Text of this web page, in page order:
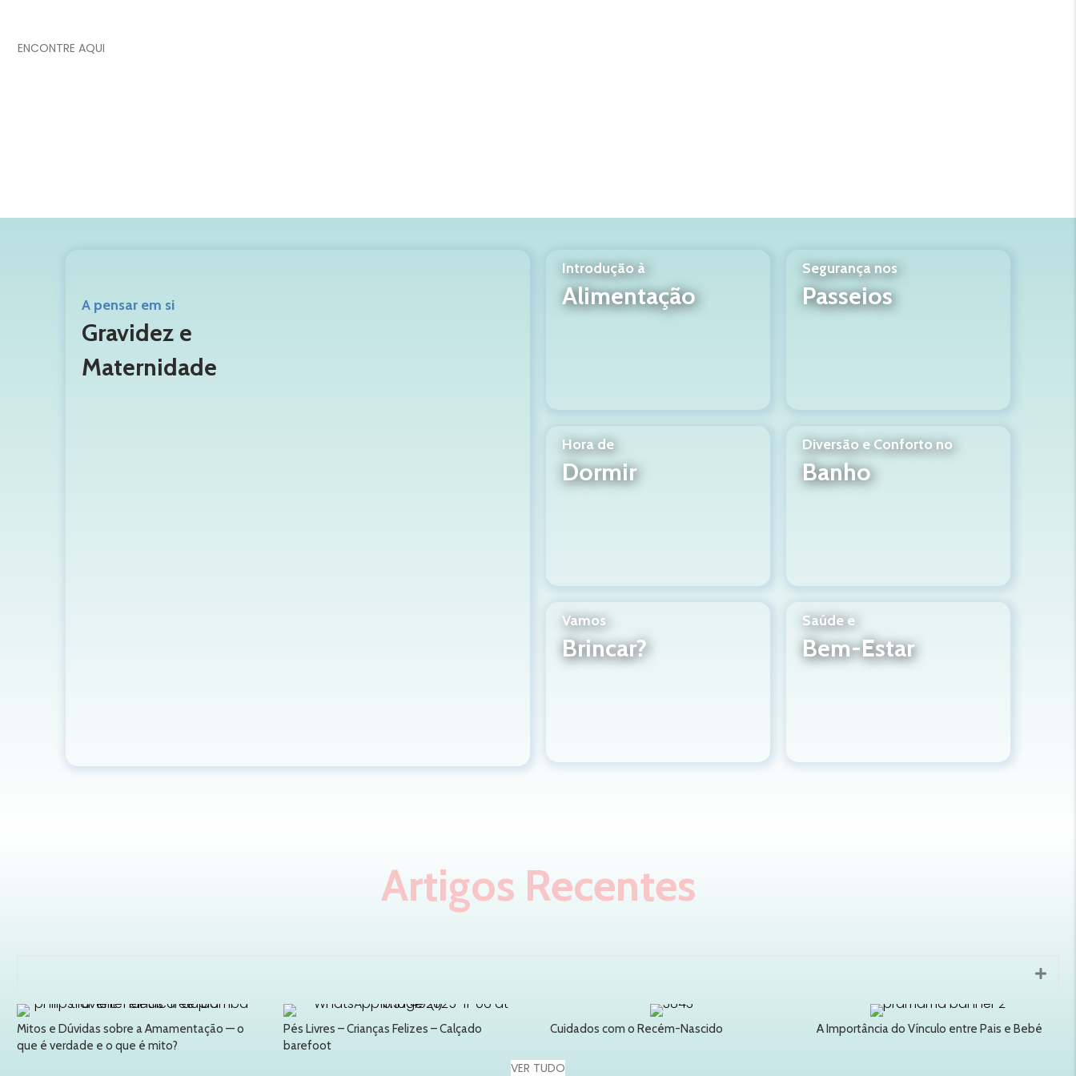
ENCONTRE AQUI
A pensar em si
Gravidez e
Maternidade
Introdução à
Alimentação
Hora de
Dormir
Vamos
Brincar?
Segurança nos
Passeios
Diversão e Conforto no
Banho
Saúde e
Bem-Estar
Artigos Recentes
Mitos e Dúvidas sobre a Amamentação — o
que é verdade e o que é mito?
Pés Livres – Crianças Felizes – Calçado
barefoot
Cuidados com o Recém-Nascido A Importância do Vínculo entre Pais e Bebé
VER TUDO